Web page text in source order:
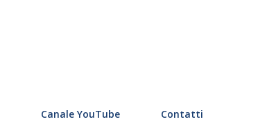
Canale YouTube Contatti